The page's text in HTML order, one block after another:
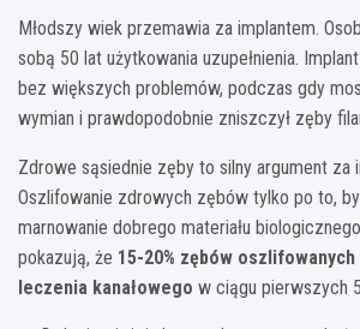
Młodszy wiek przemawia za implantem.
sobą 50 lat użytkowania uzupełnienia.
bez większych problemów, podczas gdy
wymian i prawdopodobnie zniszczył zęby
Zdrowe sąsiednie zęby to silny argument za
Oszlifowanie zdrowych zębów tylko po to,
marnowanie dobrego materiału
pokazują, że 15-20% zębów
leczenia kanałowego w ciągu pierwszych